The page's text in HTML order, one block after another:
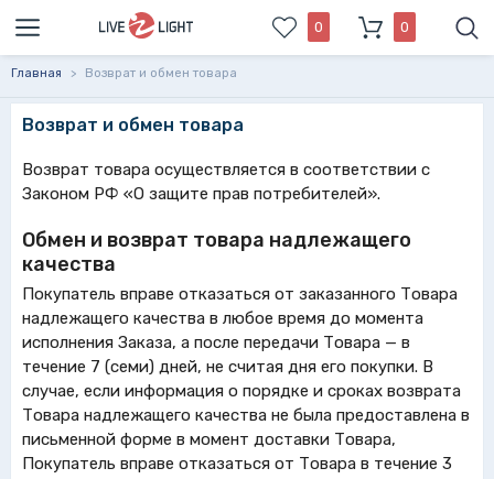
0 0
Главная > Возврат и обмен товара
Возврат и обмен товара
Возврат товара осуществляется в соответствии с
Законом РФ «О защите прав потребителей».
Обмен и возврат товара надлежащего
качества
Покупатель вправе отказаться от заказанного Товара
надлежащего качества в любое время до момента
исполнения Заказа, а после передачи Товара — в
течение 7 (семи) дней, не считая дня его покупки. В
случае, если информация о порядке и сроках возврата
Товара надлежащего качества не была предоставлена в
письменной форме в момент доставки Товара,
Покупатель вправе отказаться от Товара в течение 3